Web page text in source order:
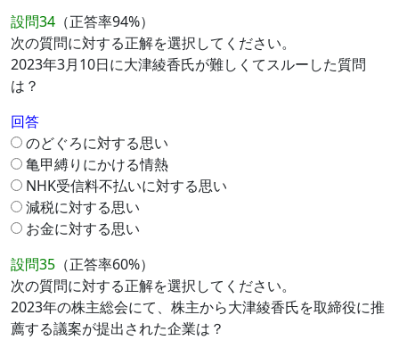
設問34 （正答率94%）
次の質問に対する正解を選択してください。
2023年3月10日に大津綾香氏が難しくてスルーした質問
は？
回答
のどぐろに対する思い
亀甲縛りにかける情熱
NHK受信料不払いに対する思い
減税に対する思い
お金に対する思い
設問35 （正答率60%）
次の質問に対する正解を選択してください。
2023年の株主総会にて、株主から大津綾香氏を取締役に推
薦する議案が提出された企業は？